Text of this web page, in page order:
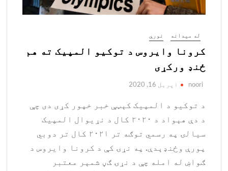
له میدانه نورې
کرونا وایروس د توکیو المپیک ته هم
ځنډ ورکړی
noori اپریل 16, 2020
د توکیو د المپيک کېټې خبر خپور کړی دی چې
د دې هېواد د ۲۰۲۰ کال د نړیوال المپیک
سیالۍ په رسمي توګه تر ۲۰۲۱ کال تر دوبي
پورې وځنډېدې. په نړۍ کې د کرونا وایروس د
ګواښ له امله چې د نړۍ ګڼ شمېر معتبر